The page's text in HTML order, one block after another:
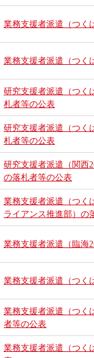
業務支援者派遣（つく
業務支援者派遣（つく
研究支援者派遣（つく
札者等の公表
研究支援者派遣（つく
札者等の公表
研究支援者派遣（関西
の落札者等の公表
業務支援者派遣（つく
ライアンス推進部）の
業務支援者派遣（臨海
業務支援者派遣（つく
業務支援者派遣（つく
者等の公表
業務支援者派遣（つく